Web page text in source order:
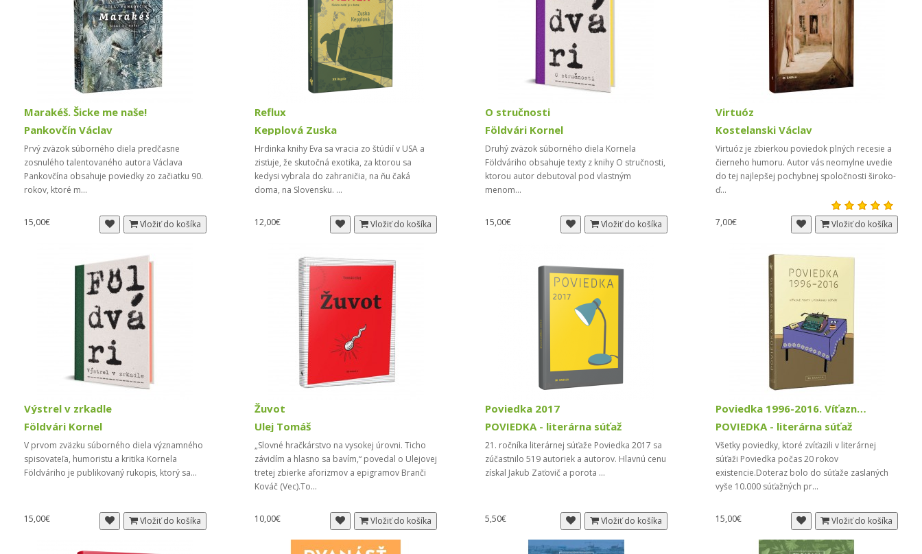
Marakéš. Šicke me naše!
Pankovčín Václav
Prvý zväzok súborného diela predčasne
zosnulého talentovaného autora Václava
Pankovčína obsahuje poviedky zo začiatku 90.
rokov, ktoré m...
15,00€ Vložiť do košíka
Reflux
Kepplová Zuska
Hrdinka knihy Eva sa vracia zo štúdií v USA a
zisťuje, že skutočná exotika, za ktorou sa
kedysi vybrala do zahraničia, na ňu čaká
doma, na Slovensku. ...
12,00€ Vložiť do košíka
O stručnosti
Földvári Kornel
Druhý zväzok súborného diela Kornela
Földváriho obsahuje texty z knihy O stručnosti,
ktorou autor debutoval pod vlastným
menom...
15,00€ Vložiť do košíka
Virtuóz
Kostelanski Václav
Virtuóz je zbierkou poviedok plných recesie a
čierneho humoru. Autor vás neomylne uvedie
do tej najlepšej pochybnej spoločnosti široko-
ď...
7,00€ Vložiť do košíka
Výstrel v zrkadle
Földvári Kornel
V prvom zväzku súborného diela významného
spisovateľa, humoristu a kritika Kornela
Földváriho je publikovaný rukopis, ktorý sa...
15,00€ Vložiť do košíka
Žuvot
Ulej Tomáš
„Slovné hračkárstvo na vysokej úrovni. Ticho
závidím a hlasno sa bavím,“ povedal o Ulejovej
tretej zbierke aforizmov a epigramov Branči
Kováč (Vec).To...
10,00€ Vložiť do košíka
Poviedka 2017
POVIEDKA - literárna súťaž
21. ročníka literárnej súťaže Poviedka 2017 sa
zúčastnilo 519 autoriek a autorov. Hlavnú cenu
získal Jakub Zaťovič a porota ...
5,50€ Vložiť do košíka
Poviedka 1996-2016. Víťazné texty
POVIEDKA - literárna súťaž
Všetky poviedky, ktoré zvíťazili v literárnej
súťaži Poviedka počas 20 rokov
existencie.Doteraz bolo do súťaže zaslaných
vyše 10.000 súťažných pr...
15,00€ Vložiť do košíka